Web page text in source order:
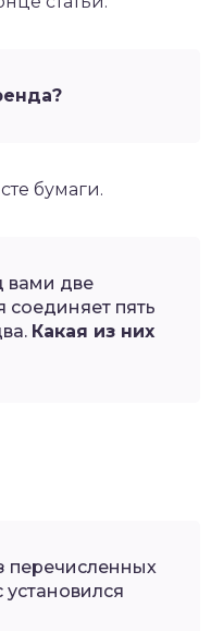
бумаги.
вами две
соединяет пять
Какая из них
перечисленных